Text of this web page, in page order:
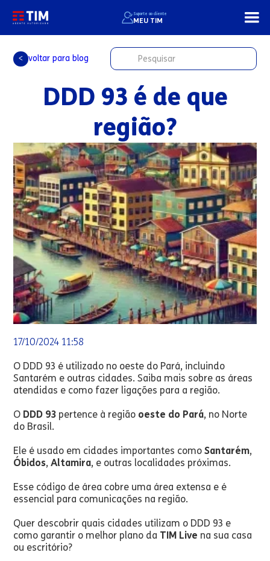
Suporte ao cliente
MEU TIM
< voltar para blog
DDD 93 é de que
região?
17/10/2024 11:58
O DDD 93 é utilizado no oeste do Pará, incluindo
Santarém e outras cidades. Saiba mais sobre as áreas
atendidas e como fazer ligações para a região.
O DDD 93 pertence à região oeste do Pará, no Norte
do Brasil.
Ele é usado em cidades importantes comoSantarém,
Óbidos,Altamira, e outras localidades próximas.
Esse código de área cobre uma área extensa e é
essencial para comunicações na região.
Quer descobrir quais cidades utilizam o DDD 93 e
como garantir o melhor plano da TIM Live na sua casa
ou escritório?